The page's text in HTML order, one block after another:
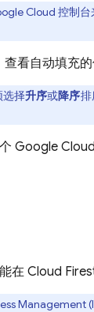
Cloud 控制台
看自动填充
选择升序或降序排
Google
在 Cloud
Management